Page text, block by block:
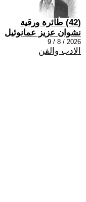
(42) طائرة ورقية
نشوان عزيز عمانوئيل
2026 / 8 / 9
الادب والفن